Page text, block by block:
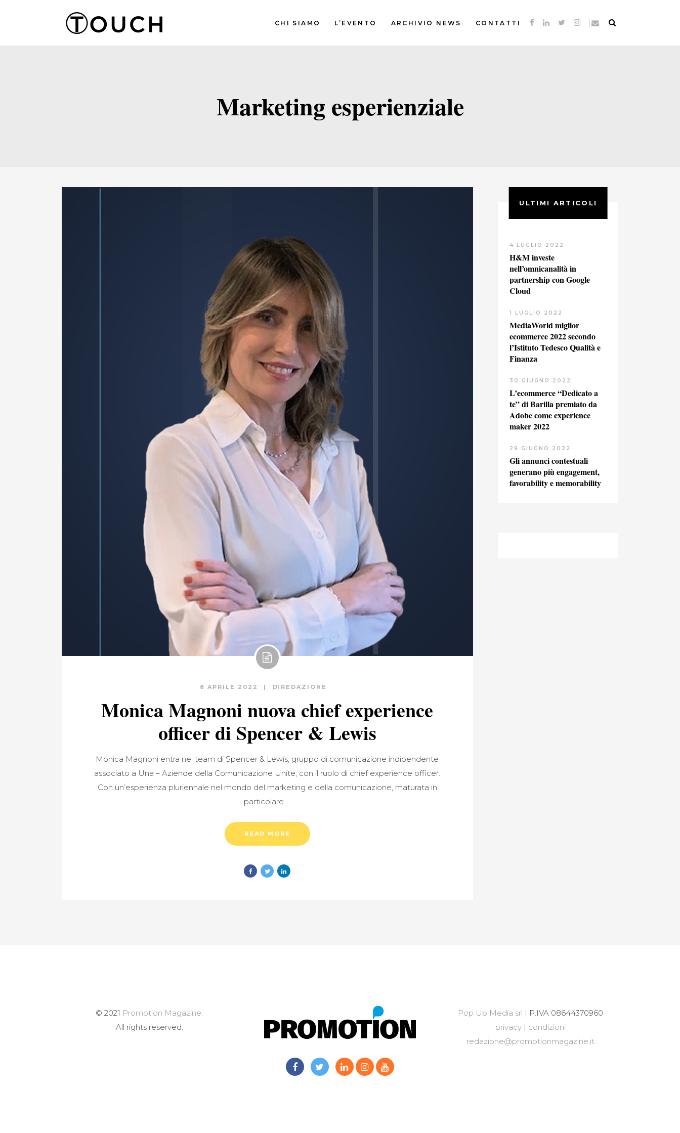
CHI SIAMO L’EVENTO ARCHIVIO NEWS CONTATTI
Marketing esperienziale
8 APRILE 2022 DI REDAZIONE
Monica Magnoni nuova chief experience
officer di Spencer & Lewis
Monica Magnoni entra nel team di Spencer & Lewis, gruppo di comunicazione indipendente
associato a Una – Aziende della Comunicazione Unite, con il ruolo di chief experience officer.
Con un’esperienza pluriennale nel mondo del marketing e della comunicazione, maturata in
particolare
READ MORE
ULTIMI ARTICOLI
4 LUGLIO 2022
H&M investe
nell’omnicanalità in
partnership con Google
Cloud
1 LUGLIO 2022
MediaWorld miglior
ecommerce 2022 secondo
l’Istituto Tedesco Qualità e
Finanza
30 GIUGNO 2022
L’ecommerce “Dedicato a
te” di Barilla premiato da
Adobe come experience
maker 2022
29 GIUGNO 2022
Gli annunci contestuali
generano più engagement,
favorability e memorability
© 2021 Promotion Magazine.
All rights reserved.
Pop Up Media srl | P.IVA 08644370960
privacy | condizioni
redazione@promotionmagazine.it